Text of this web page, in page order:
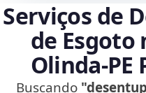
Serviços de
de Esgoto
Buscando